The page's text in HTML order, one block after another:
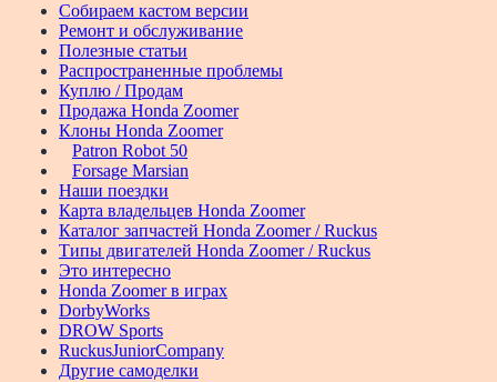
Собираем кастом версии
Ремонт и обслуживание
Полезные статьи
Распространенные проблемы
Куплю / Продам
Продажа Honda Zoomer
Клоны Honda Zoomer
Patron Robot 50
Forsage Marsian
Наши поездки
Карта владельцев Honda Zoomer
Каталог запчастей Honda Zoomer / Ruckus
Типы двигателей Honda Zoomer / Ruckus
Это интересно
Honda Zoomer в играх
DorbyWorks
DROW Sports
RuckusJuniorCompany
Другие самоделки